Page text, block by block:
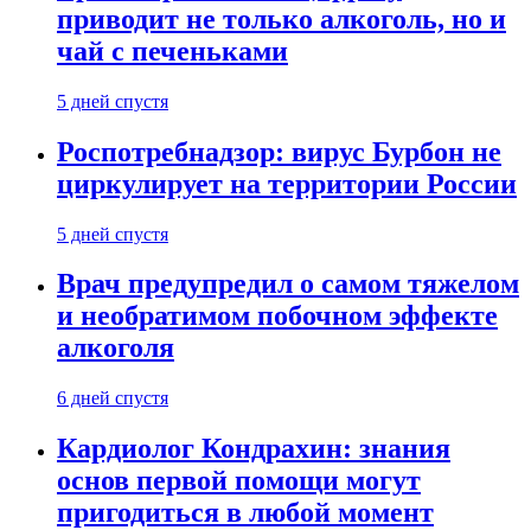
приводит не только алкоголь, но и
чай с печеньками
5 дней спустя
Роспотребнадзор: вирус Бурбон не
циркулирует на территории России
5 дней спустя
Врач предупредил о самом тяжелом
и необратимом побочном эффекте
алкоголя
6 дней спустя
Кардиолог Кондрахин: знания
основ первой помощи могут
пригодиться в любой момент